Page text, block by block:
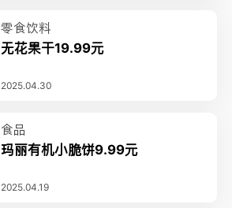
零食饮料
无花果干19.99元
2025.04.30
食品
玛丽有机小脆饼9.99元
2025.04.19